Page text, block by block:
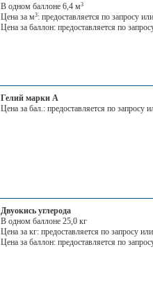
В одном баллоне 6,4 м3
Цена за м3: предоставляется по запросу
Цена за баллон: предоставляется по
Гелий марки А
Цена за бал.: предоставляется по запросу
Двуокись углерода
В одном баллоне 25,0 кг
Цена за кг: предоставляется по запросу
Цена за баллон: предоставляется по